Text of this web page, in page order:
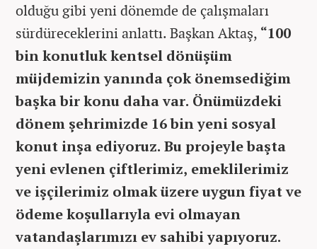
olduğu gibi yeni dönemde de çalışmaları
sürdüreceklerini anlattı. Başkan Aktaş, “100
bin konutluk kentsel dönüşüm
müjdemizin yanında çok önemsediğim
başka bir konu daha var. Önümüzdeki
dönem şehrimizde 16 bin yeni sosyal
konut inşa ediyoruz. Bu projeyle başta
yeni evlenen çiftlerimiz, emeklilerimiz
ve işçilerimiz olmak üzere uygun fiyat ve
ödeme koşullarıyla evi olmayan
vatandaşlarımızı ev sahibi yapıyoruz.